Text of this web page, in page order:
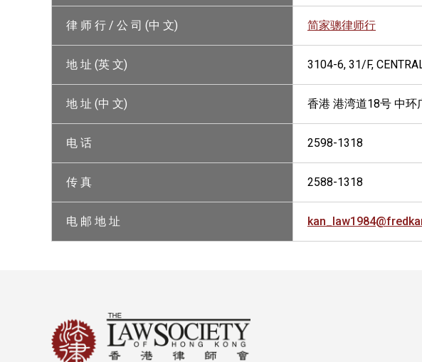
律 师 行 / 公 司 (中 文) 简家骢律师行
地 址 (英 文) 3104-6, 31/F,
地 址 (中 文) 香港 港湾道18号 中环
电 话 2598-1318
传 真 2588-1318
电 邮 地 址